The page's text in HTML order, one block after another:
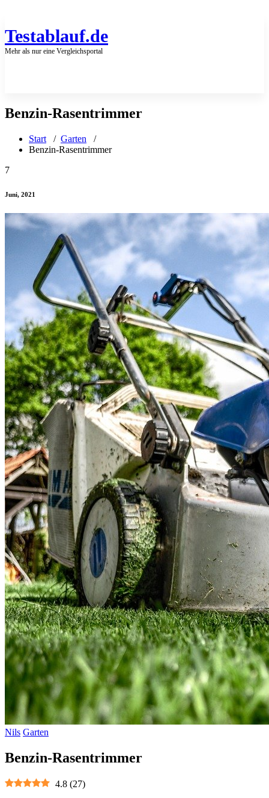
springen
Testablauf.de
Mehr als nur eine Vergleichsportal
Benzin-Rasentrimmer
Start / Garten /
Benzin-Rasentrimmer
7
Juni, 2021
Nils Garten
Benzin-Rasentrimmer
4.8 (27)